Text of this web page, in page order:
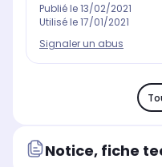
Publié le13/02/2021
Utilisé le17/01/2021
Signaler un abus
Notice, fiche